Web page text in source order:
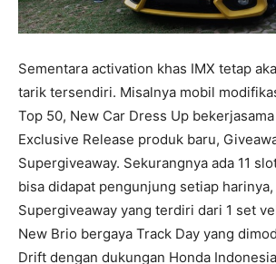
Sementara activation khas IMX tetap
tarik tersendiri. Misalnya mobil
Top 50, New Car Dress Up
Exclusive Release produk baru,
Supergiveaway. Sekurangnya ada 11
bisa didapat pengunjung setiap
Supergiveaway yang terdiri dari 1 set
New Brio bergaya Track Day yang
Drift dengan dukungan Honda